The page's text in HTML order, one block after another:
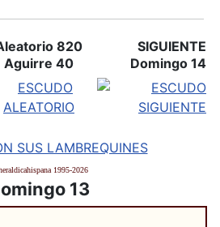
820
Aguirre 40
SIGUIENTE
Domingo 14
1995-2026
13